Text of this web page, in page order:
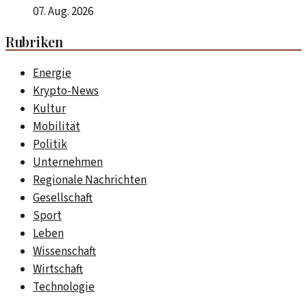
07. Aug. 2026
Rubriken
Energie
Krypto-News
Kultur
Mobilität
Politik
Unternehmen
Regionale Nachrichten
Gesellschaft
Sport
Leben
Wissenschaft
Wirtschaft
Technologie